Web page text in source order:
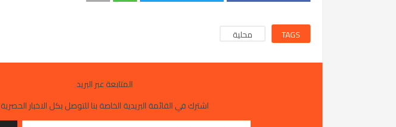
TAGS محلية
المتابعة عبر البريد
اشترك في القائمة البريدية الخاصة بنا للتوصل بكل الاخبار الحصرية